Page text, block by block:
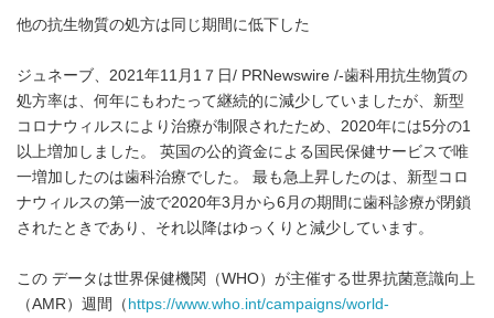
他の抗生物質の処方は同じ期間に低下した
ジュネーブ、2021年11月1７日/ PRNewswire /-歯科用抗生物質の
処方率は、何年にもわたって継続的に減少していましたが、新型
コロナウィルスにより治療が制限されたため、2020年には5分の1
以上増加しました。 英国の公的資金による国民保健サービスで唯
一増加したのは歯科治療でした。 最も急上昇したのは、新型コロ
ナウィルスの第一波で2020年3月から6月の期間に歯科診療が閉鎖
されたときであり、それ以降はゆっくりと減少しています。
この データは世界保健機関（WHO）が主催する世界抗菌意識向上
（AMR）週間（ https://www.who.int/campaigns/world-